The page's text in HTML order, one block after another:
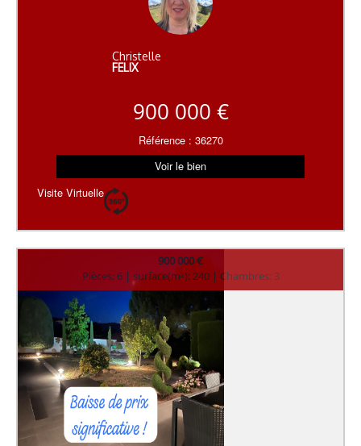
Christelle
FELIX
900 000 €
Référence : 36270
Voir le bien
Visite Virtuelle
900 000 €
Pièces: 6 | surface(m²): 240 | Chambres: 3